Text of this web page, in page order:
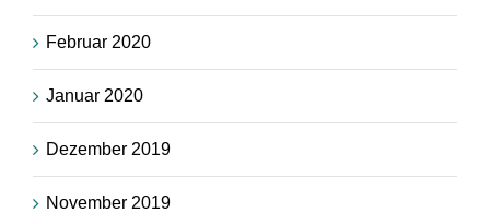
Februar 2020
Januar 2020
Dezember 2019
November 2019